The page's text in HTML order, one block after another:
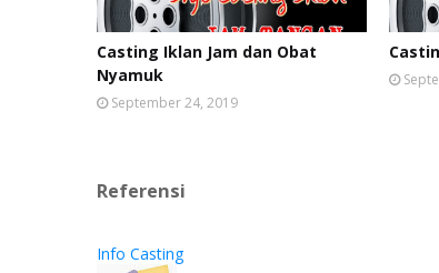
Casting Iklan Jam dan Obat
Nyamuk
September 24, 2019
Referensi
Info Casting